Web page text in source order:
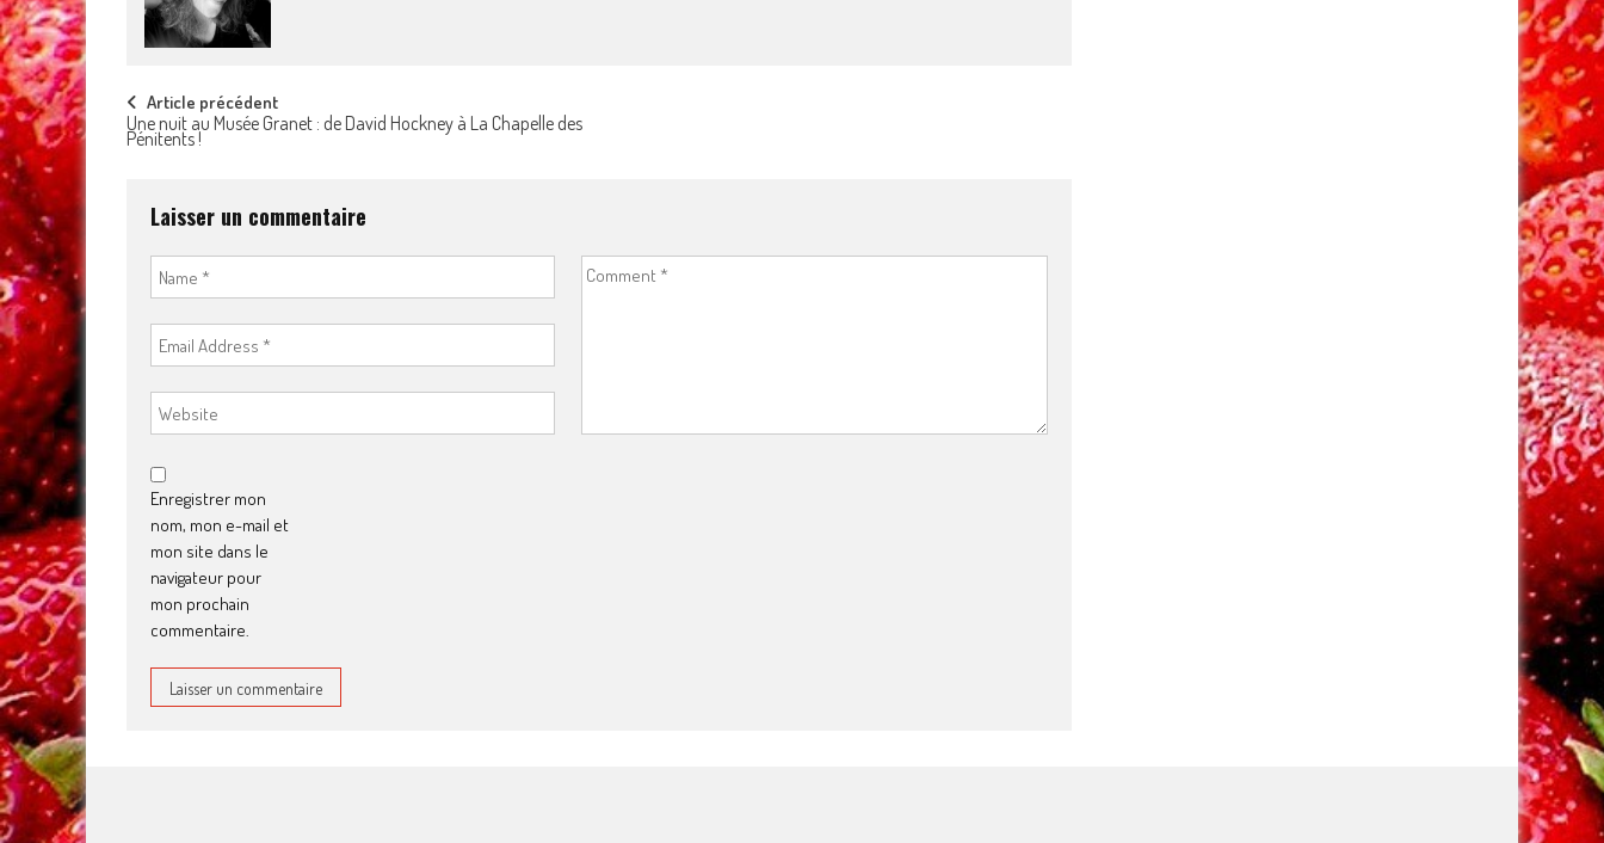
Post
navigation
Article précédent
Une nuit au Musée Granet : de David Hockney à La Chapelle des
Pénitents !
Laisser un commentaire
Enregistrer mon
nom, mon e-mail et
mon site dans le
navigateur pour
mon prochain
commentaire.